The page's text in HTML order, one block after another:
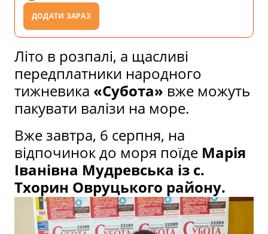
ДОДАТИ ЗАРАЗ
Літо в розпалі, а щасливі
передплатники народного
тижневика «Субота» вже можуть
пакувати валізи на море.
Вже завтра, 6 серпня, на
відпочинок до моря поїде Марія
Іванівна Мудревська із с.
Тхорин Овруцького району.